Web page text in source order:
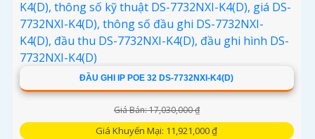
ĐẦU GHI IP POE 32 DS-7732NXI-K4(D)
Giá Bán: 17,030,000 ₫
Giá Khuyến Mại: 11,921,000 ₫